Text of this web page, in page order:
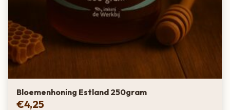
Bloemenhoning is heerlijk in thee, over yoghurt, of als
zoetstof in bakrecepten. Het is ook perfect om gewoon van
te genieten op een stukje brood.
Bloemenhoning Estland 250gram
€4,25